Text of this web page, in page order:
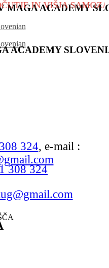
VIŠJA SAMOZAVEST•
MAGA ACADEMY
ACADEMY
324, e-mail :
308 324